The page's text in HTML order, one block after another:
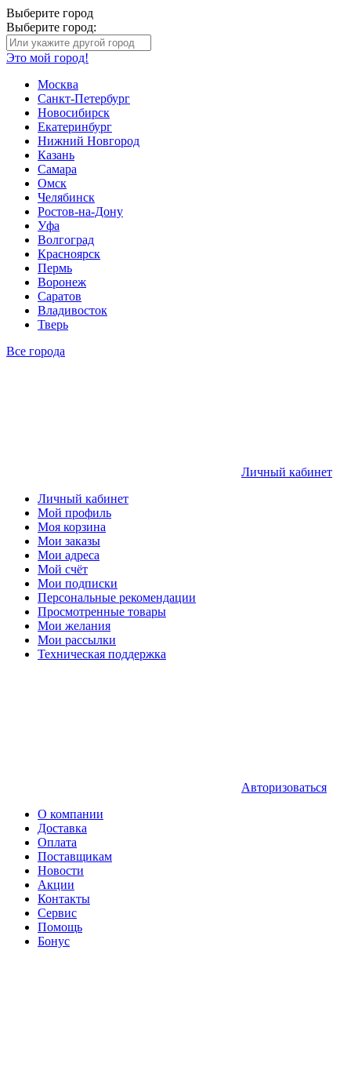
Выберите город
Выберите город:
Это мой город!
Москва
Санкт-Петербург
Новосибирск
Екатеринбург
Нижний Новгород
Казань
Самара
Омск
Челябинск
Ростов-на-Дону
Уфа
Волгоград
Красноярск
Пермь
Воронеж
Саратов
Владивосток
Тверь
Все города
Личный кабинет
Личный кабинет
Мой профиль
Моя корзина
Мои заказы
Мои адреса
Мой счёт
Мои подписки
Персональные рекомендации
Просмотренные товары
Мои желания
Мои рассылки
Техническая поддержка
Авторизоваться
О компании
Доставка
Оплата
Поставщикам
Новости
Акции
Контакты
Сервис
Помощь
Бонус